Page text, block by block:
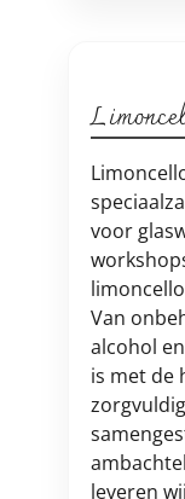
voor
Van
alcohol
is met de
leveren